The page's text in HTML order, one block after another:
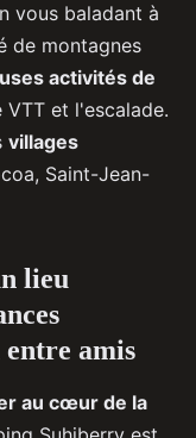
vous baladant à
de montagnes
activités de
VTT et l'escalade.
villages
Saint-Jean-
lieu
amis
au cœur de la